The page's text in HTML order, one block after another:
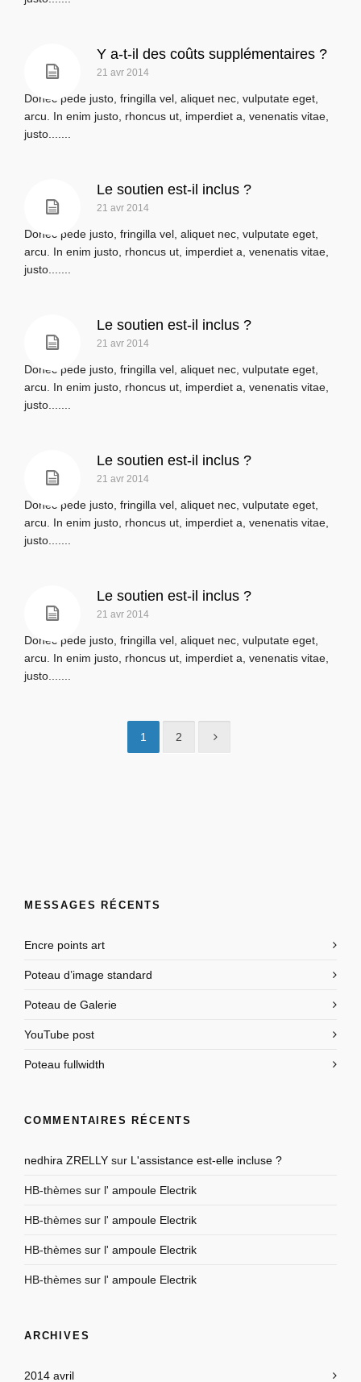
Y a-t-il des coûts supplémentaires ?
21 avr 2014
Donec pede justo, fringilla vel, aliquet nec, vulputate eget,
arcu. In enim justo, rhoncus ut, imperdiet a, venenatis vitae,
justo.......
Le soutien est-il inclus ?
21 avr 2014
Donec pede justo, fringilla vel, aliquet nec, vulputate eget,
arcu. In enim justo, rhoncus ut, imperdiet a, venenatis vitae,
justo.......
Le soutien est-il inclus ?
21 avr 2014
Donec pede justo, fringilla vel, aliquet nec, vulputate eget,
arcu. In enim justo, rhoncus ut, imperdiet a, venenatis vitae,
justo.......
Le soutien est-il inclus ?
21 avr 2014
Donec pede justo, fringilla vel, aliquet nec, vulputate eget,
arcu. In enim justo, rhoncus ut, imperdiet a, venenatis vitae,
justo.......
Le soutien est-il inclus ?
21 avr 2014
Donec pede justo, fringilla vel, aliquet nec, vulputate eget,
arcu. In enim justo, rhoncus ut, imperdiet a, venenatis vitae,
justo.......
1 2
MESSAGES RÉCENTS
Encre points art
Poteau d’image standard
Poteau de Galerie
YouTube post
Poteau fullwidth
COMMENTAIRES RÉCENTS
nedhira ZRELLY sur L'assistance est-elle incluse ?
HB-thèmes sur l' ampoule Electrik
HB-thèmes sur l' ampoule Electrik
HB-thèmes sur l' ampoule Electrik
HB-thèmes sur l' ampoule Electrik
ARCHIVES
2014 avril